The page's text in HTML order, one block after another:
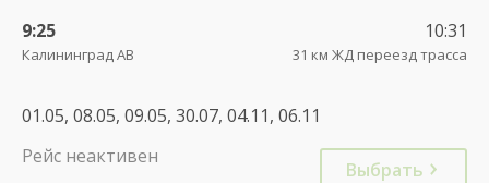
9:25
Калининград АВ
10:31
31 км ЖД переезд трасса
01.05, 08.05, 09.05, 30.07, 04.11, 06.11
Рейс неактивен
Выбрать